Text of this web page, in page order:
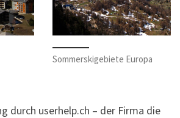
Sommerskigebiete Europa
durch userhelp.ch – der Firma die